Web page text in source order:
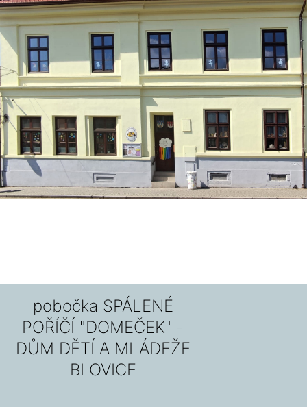
pobočka SPÁLENÉ
POŘÍČÍ "DOMEČEK" -
DŮM DĚTÍ A MLÁDEŽE
BLOVICE